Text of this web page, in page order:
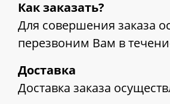
Как заказать?
Для совершения заказа
перезвоним Вам в
Доставка
Доставка заказа